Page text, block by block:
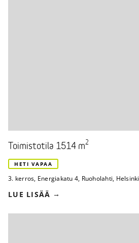
Toimistotila 1514 m2
HETI VAPAA
3. kerros, Energiakatu 4, Ruoholahti, Helsinki
LUE LISÄÄ